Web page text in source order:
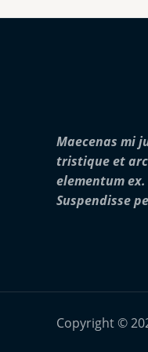
Maecenas mi
tristique et
elementum
Suspendisse
Copyright ©